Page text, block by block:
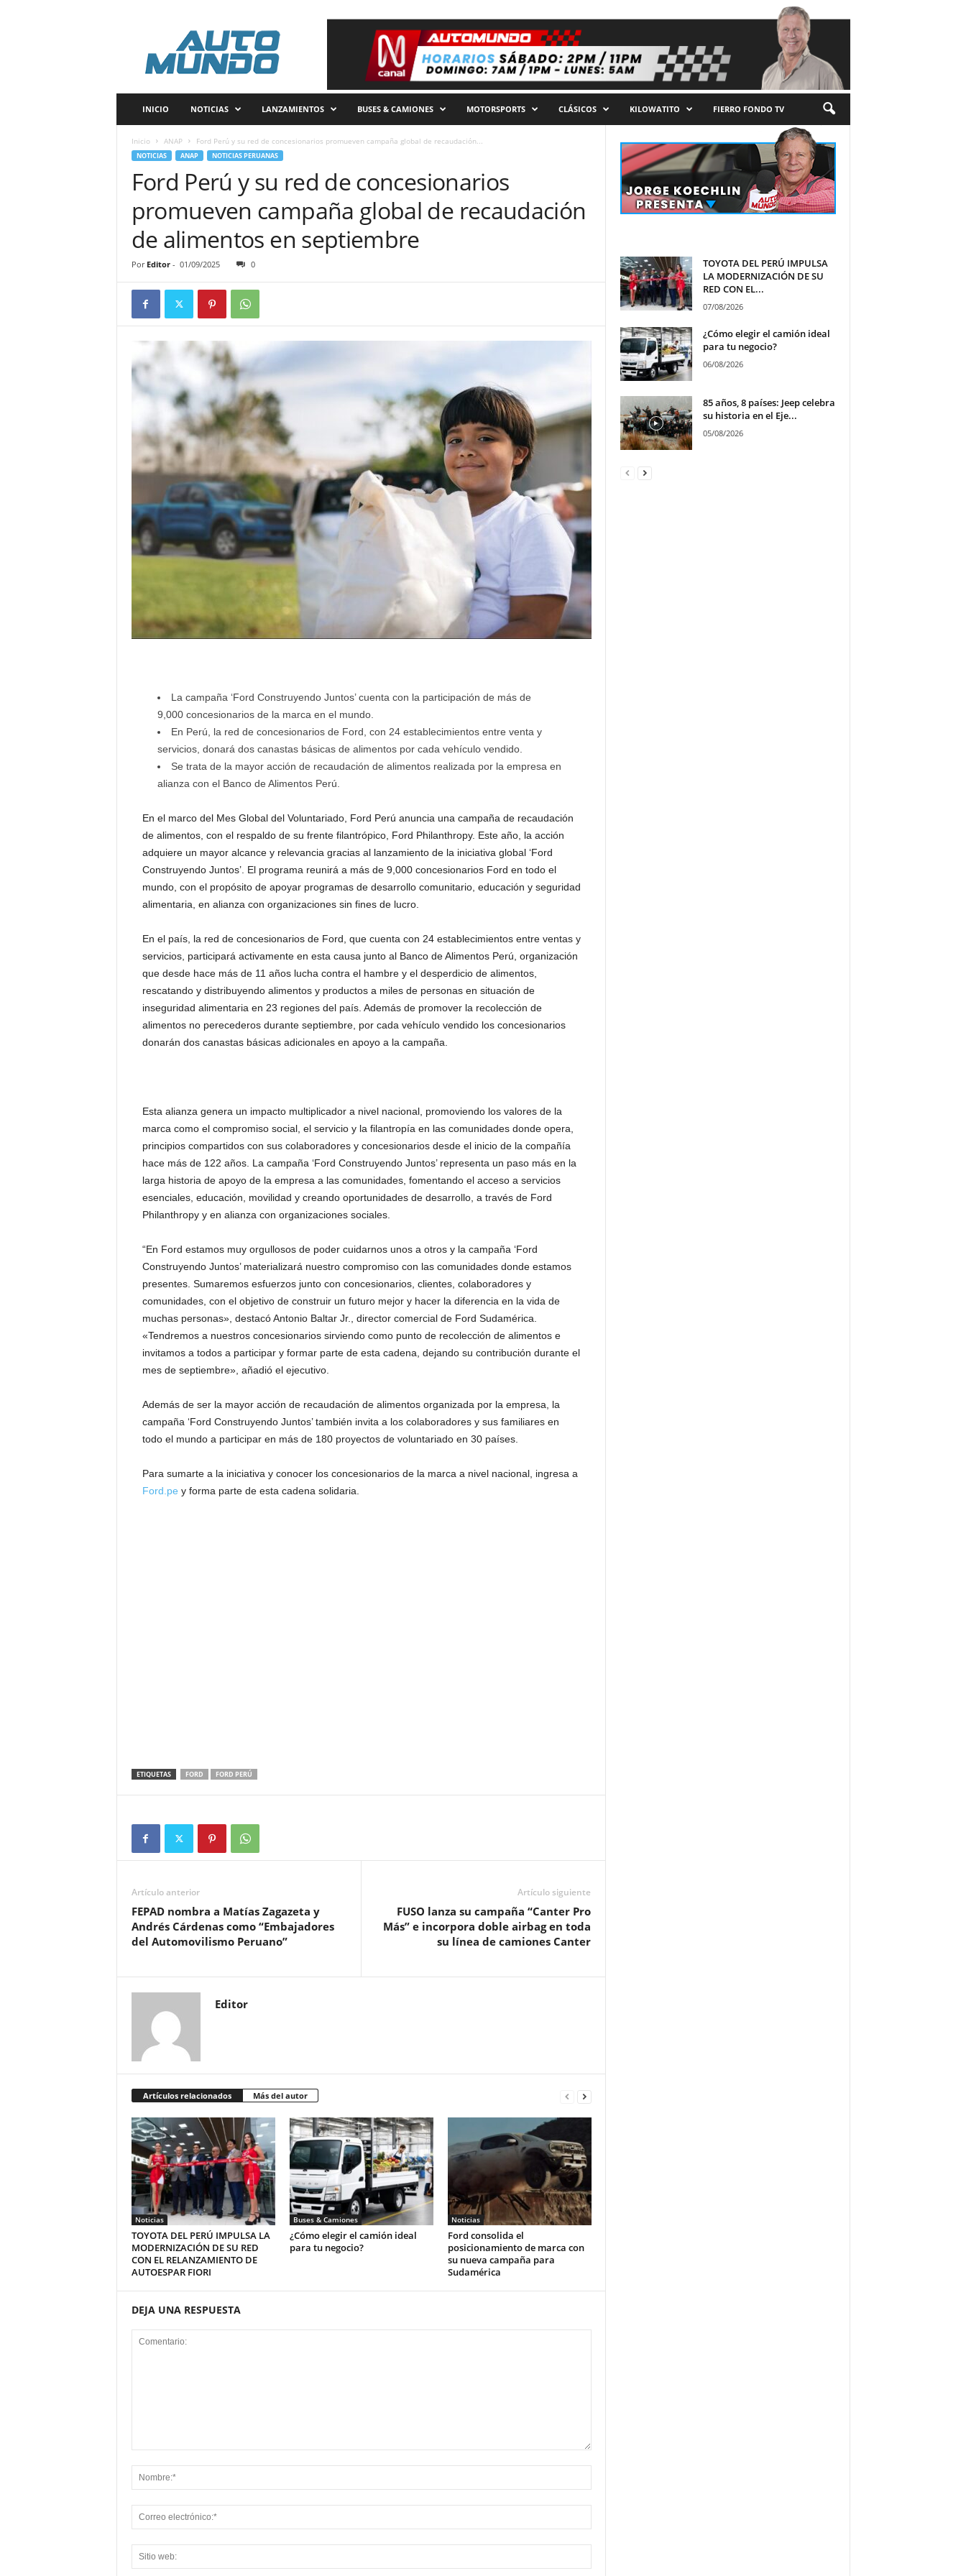
INICIO NOTICIAS LANZAMIENTOS BUSES & CAMIONES MOTORSPORTS CLÁSICOS KILOWATITO FIERRO FONDO TV
Inicio ANAP Ford Perú y su red de concesionarios promueven campaña global de recaudación...
NOTICIAS ANAP NOTICIAS PERUANAS
Ford Perú y su red de concesionarios
promueven campaña global de recaudación
de alimentos en septiembre
Por Editor- 01/09/2025 0
La campaña ‘Ford Construyendo Juntos’ cuenta con la participación de más de
9,000 concesionarios de la marca en el mundo.
En Perú, la red de concesionarios de Ford, con 24 establecimientos entre venta y
servicios, donará dos canastas básicas de alimentos por cada vehículo vendido.
Se trata de la mayor acción de recaudación de alimentos realizada por la empresa en
alianza con el Banco de Alimentos Perú.
En el marco del Mes Global del Voluntariado, Ford Perú anuncia una campaña de recaudación
de alimentos, con el respaldo de su frente filantrópico, Ford Philanthropy. Este año, la acción
adquiere un mayor alcance y relevancia gracias al lanzamiento de la iniciativa global ‘Ford
Construyendo Juntos’. El programa reunirá a más de 9,000 concesionarios Ford en todo el
mundo, con el propósito de apoyar programas de desarrollo comunitario, educación y seguridad
alimentaria, en alianza con organizaciones sin fines de lucro.
En el país, la red de concesionarios de Ford, que cuenta con 24 establecimientos entre ventas y
servicios, participará activamente en esta causa junto al Banco de Alimentos Perú, organización
que desde hace más de 11 años lucha contra el hambre y el desperdicio de alimentos,
rescatando y distribuyendo alimentos y productos a miles de personas en situación de
inseguridad alimentaria en 23 regiones del país. Además de promover la recolección de
alimentos no perecederos durante septiembre, por cada vehículo vendido los concesionarios
donarán dos canastas básicas adicionales en apoyo a la campaña.
Esta alianza genera un impacto multiplicador a nivel nacional, promoviendo los valores de la
marca como el compromiso social, el servicio y la filantropía en las comunidades donde opera,
principios compartidos con sus colaboradores y concesionarios desde el inicio de la compañía
hace más de 122 años. La campaña ‘Ford Construyendo Juntos’ representa un paso más en la
larga historia de apoyo de la empresa a las comunidades, fomentando el acceso a servicios
esenciales, educación, movilidad y creando oportunidades de desarrollo, a través de Ford
Philanthropy y en alianza con organizaciones sociales.
“En Ford estamos muy orgullosos de poder cuidarnos unos a otros y la campaña ‘Ford
Construyendo Juntos’ materializará nuestro compromiso con las comunidades donde estamos
presentes. Sumaremos esfuerzos junto con concesionarios, clientes, colaboradores y
comunidades, con el objetivo de construir un futuro mejor y hacer la diferencia en la vida de
muchas personas», destacó Antonio Baltar Jr., director comercial de Ford Sudamérica.
«Tendremos a nuestros concesionarios sirviendo como punto de recolección de alimentos e
invitamos a todos a participar y formar parte de esta cadena, dejando su contribución durante el
mes de septiembre», añadió el ejecutivo.
Además de ser la mayor acción de recaudación de alimentos organizada por la empresa, la
campaña ‘Ford Construyendo Juntos’ también invita a los colaboradores y sus familiares en
todo el mundo a participar en más de 180 proyectos de voluntariado en 30 países.
Para sumarte a la iniciativa y conocer los concesionarios de la marca a nivel nacional, ingresa a
Ford.pe y forma parte de esta cadena solidaria.
ETIQUETAS FORD FORD PERÚ
Artículo anterior
FEPAD nombra a Matías Zagazeta y
Andrés Cárdenas como “Embajadores
del Automovilismo Peruano”
Artículo siguiente
FUSO lanza su campaña “Canter Pro
Más” e incorpora doble airbag en toda
su línea de camiones Canter
Editor
Artículos relacionados Más del autor
Noticias
TOYOTA DEL PERÚ IMPULSA LA
MODERNIZACIÓN DE SU RED
CON EL RELANZAMIENTO DE
AUTOESPAR FIORI
Buses & Camiones
¿Cómo elegir el camión ideal
para tu negocio?
Noticias
Ford consolida el
posicionamiento de marca con
su nueva campaña para
Sudamérica
DEJA UNA RESPUESTA
TOYOTA DEL PERÚ IMPULSA
LA MODERNIZACIÓN DE SU
RED CON EL...
07/08/2026
¿Cómo elegir el camión ideal
para tu negocio?
06/08/2026
85 años, 8 países: Jeep celebra
su historia en el Eje...
05/08/2026